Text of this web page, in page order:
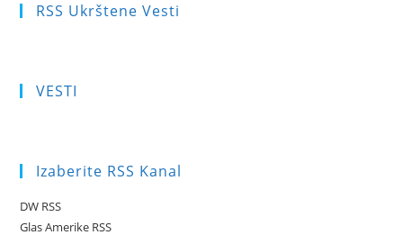
RSS Ukrštene Vesti
VESTI
Izaberite RSS Kanal
DW RSS
Glas Amerike RSS